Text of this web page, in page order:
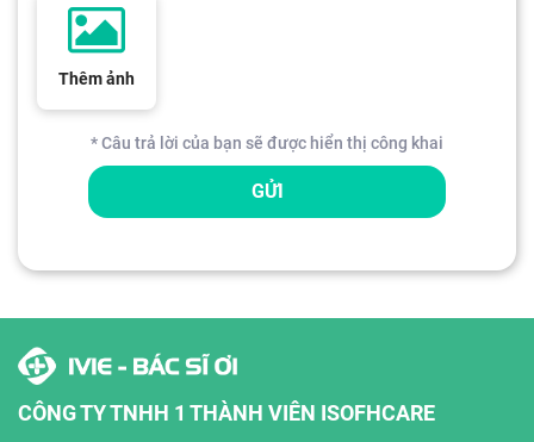
Thêm ảnh
* Câu trả lời của bạn sẽ được hiển thị công khai
GỬI
CÔNG TY TNHH 1 THÀNH VIÊN ISOFHCARE